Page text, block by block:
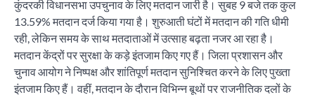
कुंदरकी विधानसभा उपचुनाव के लिए मतदान जारी है। सुबह 9 बजे तक कुल
13.59% मतदान दर्ज किया गया है। शुरुआती घंटों में मतदान की गति धीमी
रही, लेकिन समय के साथ मतदाताओं में उत्साह बढ़ता नजर आ रहा है।
मतदान केंद्रों पर सुरक्षा के कड़े इंतजाम किए गए हैं। जिला प्रशासन और
चुनाव आयोग ने निष्पक्ष और शांतिपूर्ण मतदान सुनिश्चित करने के लिए पुख्ता
इंतजाम किए हैं। वहीं, मतदान के दौरान विभिन्न बूथों पर राजनीतिक दलों के